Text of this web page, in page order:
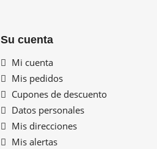
Su cuenta
Mi cuenta
Mis pedidos
Cupones de descuento
Datos personales
Mis direcciones
Mis alertas